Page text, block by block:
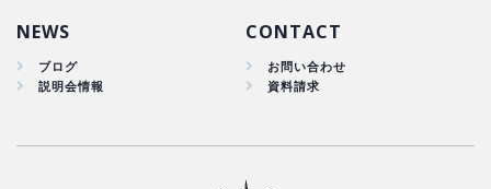
NEWS
ブログ
説明会情報
CONTACT
お問い合わせ
資料請求